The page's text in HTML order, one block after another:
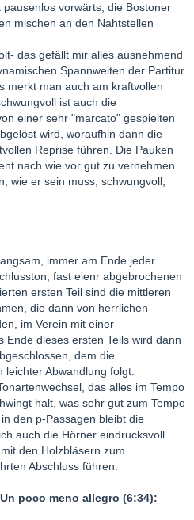
vorwärts, die Bostoner
mischen an den Nahtstellen
das gefällt mir alles ausnehmend
Spannweiten der Partitur
merkt man auch am kraftvollen
ist auch die
einer sehr "marcato" gespielten
wird, woraufhin dann die
Reprise führen. Die Pauken
nach wie vor gut zu vernehmen.
wie er sein muss, schwungvoll,
immer am Ende jeder
fast eienr abgebrochenen
ersten Teil sind die mittleren
die dann von herrlichen
im Verein mit einer
Ende dieses ersten Teils wird dann
dem die
leichter Abwandlung folgt.
das alles im Tempo
halt, was sehr gut zum Tempo
den p-Passagen bleibt die
auch die Hörner eindrucksvoll
den Holzbläsern zum
Abschluss führen.
poco meno allegro (6:34):